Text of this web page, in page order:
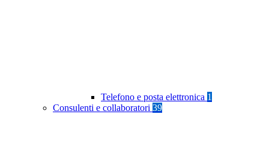
Telefono e posta elettronica 1
Consulenti e collaboratori 39